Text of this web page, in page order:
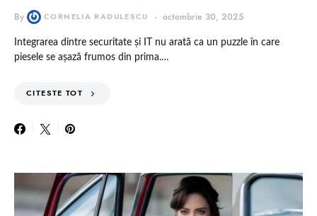
By CORNELIA RADULESCU octombrie 30, 2025
Integrarea dintre securitate și IT nu arată ca un puzzle în care
piesele se așază frumos din prima.…
CITESTE TOT